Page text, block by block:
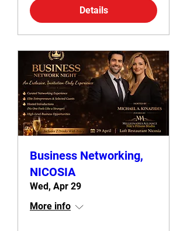
Details
Business Networking,
NICOSIA
Wed, Apr 29
More info